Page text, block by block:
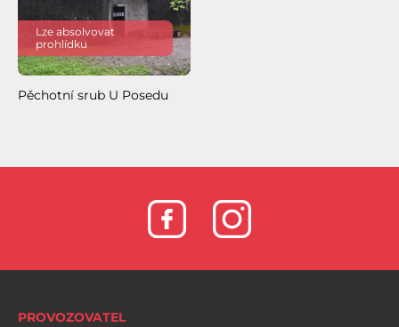
Lze absolvovat
prohlídku
Pěchotní srub U Posedu
PROVOZOVATEL